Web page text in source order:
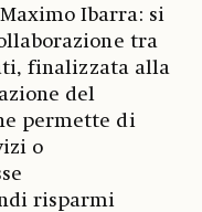
Ibarra: si
tra
finalizzata alla
del
permette di
o
risparmi